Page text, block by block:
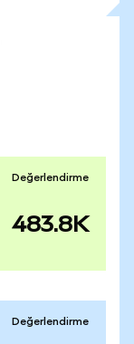
Değerlendirme
483.8K
Değerlendirme